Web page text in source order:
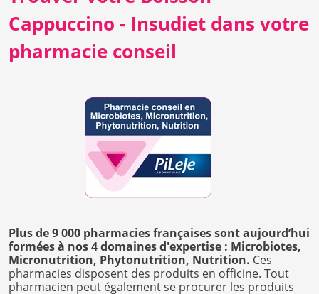
Cappuccino - Insudiet dans votre
pharmacie conseil
Plus de 9 000 pharmacies françaises sont aujourd’hui
formées à nos 4 domaines d'expertise : Microbiotes,
Micronutrition, Phytonutrition, Nutrition. Ces
pharmacies disposent des produits en officine. Tout
pharmacien peut également se procurer les produits